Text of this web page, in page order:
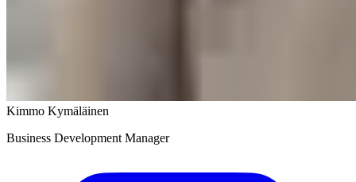
Kimmo Kymäläinen
Business Development Manager